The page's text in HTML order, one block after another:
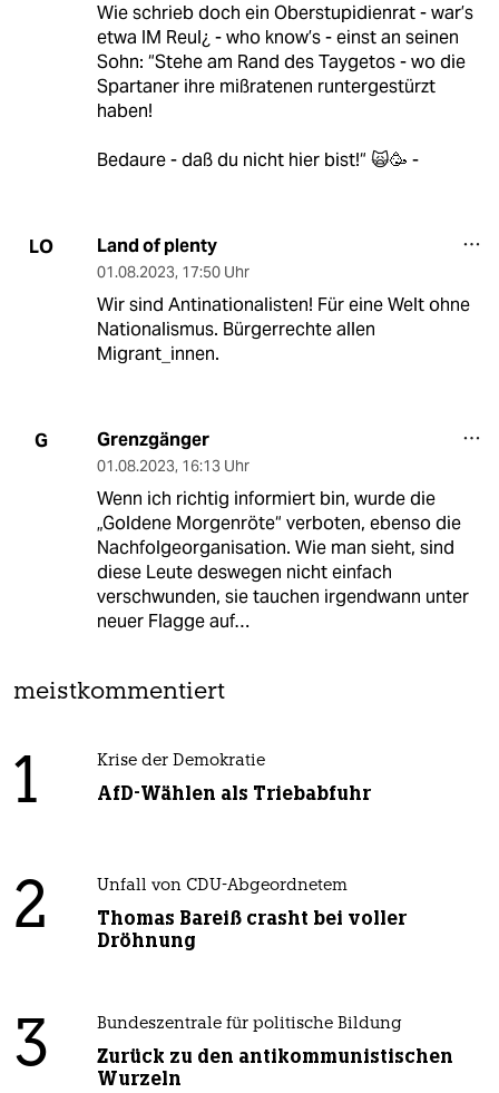
Wie schrieb doch ein Oberstupidienrat - war’s
etwa IM Reul¿ - who know’s - einst an seinen
Sohn: “Stehe am Rand des Taygetos - wo die
Spartaner ihre mißratenen runtergestürzt
haben!
Bedaure - daß du nicht hier bist!“ 🙀🥳 -
LO Land of plenty
01.08.2023, 17:50 Uhr
Wir sind Antinationalisten! Für eine Welt ohne
Nationalismus. Bürgerrechte allen
Migrant_innen.
G Grenzgänger
01.08.2023, 16:13 Uhr
Wenn ich richtig informiert bin, wurde die
„Goldene Morgenröte“ verboten, ebenso die
Nachfolgeorganisation. Wie man sieht, sind
diese Leute deswegen nicht einfach
verschwunden, sie tauchen irgendwann unter
neuer Flagge auf…
meistkommentiert
1 Krise der Demokratie
AfD-Wählen als Triebabfuhr
2 Unfall von CDU-Abgeordnetem
Thomas Bareiß crasht bei voller
Dröhnung
3 Bundeszentrale für politische Bildung
Zurück zu den antikommunistischen
Wurzeln